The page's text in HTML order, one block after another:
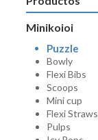
Minikoioi
Puzzle
Bowly
Flexi Bibs
Scoops
Mini cup
Flexi Straws
Pulps